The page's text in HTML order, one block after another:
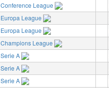
Conference League
Europa League
Europa League
Champions League
Serie A
Serie A
Serie A